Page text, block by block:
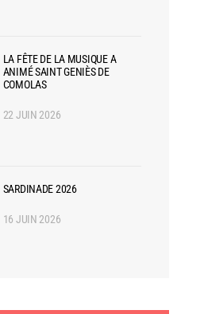
LA FÊTE DE LA MUSIQUE A
ANIMÉ SAINT GENIÈS DE
COMOLAS
22 JUIN 2026
SARDINADE 2026
16 JUIN 2026